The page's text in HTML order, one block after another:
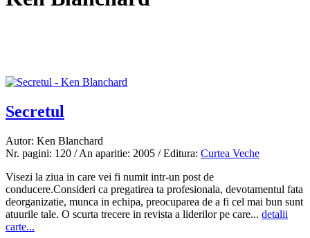
Secretul
Autor: Ken Blanchard
Nr. pagini: 120 / An aparitie: 2005 / Editura: Curtea Veche
Visezi la ziua in care vei fi numit intr-un post de
conducere.Consideri ca pregatirea ta profesionala, devotamentul fata
deorganizatie, munca in echipa, preocuparea de a fi cel mai bun sunt
atuurile tale. O scurta trecere in revista a liderilor pe care... detalii
carte...